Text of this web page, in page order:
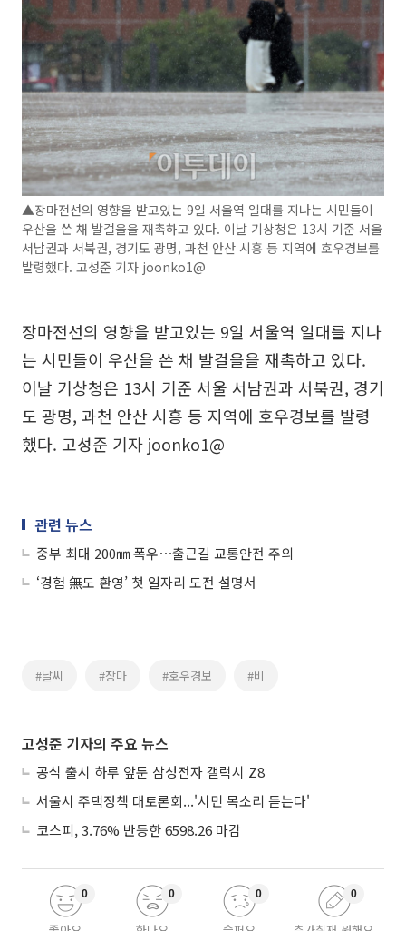
▲장마전선의 영향을 받고있는 9일 서울역 일대를 지나는 시민들이
우산을 쓴 채 발걸을을 재촉하고 있다. 이날 기상청은 13시 기준 서울
서남권과 서북권, 경기도 광명, 과천 안산 시흥 등 지역에 호우경보를
발령했다. 고성준 기자 joonko1@
장마전선의 영향을 받고있는 9일 서울역 일대를 지나
는 시민들이 우산을 쓴 채 발걸을을 재촉하고 있다.
이날 기상청은 13시 기준 서울 서남권과 서북권, 경기
도 광명, 과천 안산 시흥 등 지역에 호우경보를 발령
했다. 고성준 기자 joonko1@
관련 뉴스
중부 최대 200㎜ 폭우⋯출근길 교통안전 주의
‘경험 無도 환영’ 첫 일자리 도전 설명서
#날씨 #장마 #호우경보 #비
고성준 기자의 주요 뉴스
공식 출시 하루 앞둔 삼성전자 갤럭시 Z8
서울시 주택정책 대토론회...'시민 목소리 듣는다'
코스피, 3.76% 반등한 6598.26 마감
0 0 0 0